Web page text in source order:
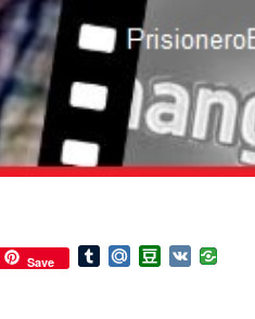
Save TumblrMail.RuDouban
VK